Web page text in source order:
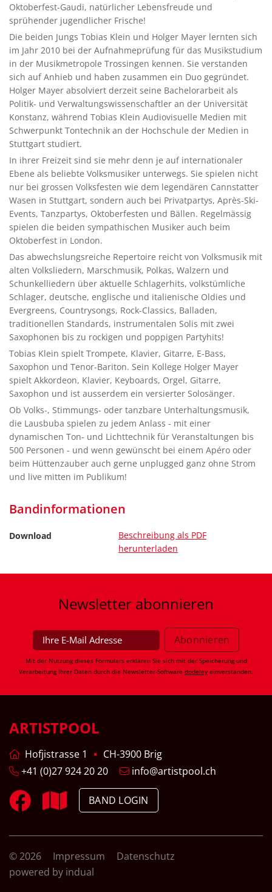
Oktoberfest-Gaudi, natürlicher Lebensfreude und
sprühender jugendlicher Frische!
Die beiden Jungs Tobias Klein und Holger Mayer lernten sich
im Jahr 2010 bei der Aufnahmeprüfung für das Musikstudium
in der Musikmetropole Trossingen kennen. Sie verstanden
sich auf Anhieb und haben zusammen ein Duo gegründet.
Holger Mayer absolviert derzeit seine Bachelorarbeit als
Politik- und Verwaltungswissenschaftler an der Universität
Konstanz, während Tobias Klein Audiovisuelle Medien mit
Schwerpunkt Tontechnik an der Hochschule der Medien in
Stuttgart studiert.
In ihrer Freizeit sind sie mehr denn je auf internationaler
Ebene als beliebte Volksmusiker unterwegs. Sie spielen nicht
nur bei grossen Volksfesten wie dem legendären Cannstatter
Wasen in Stuttgart, sondern auch bei Privatpartys, Après-Ski-
Events, Tanzpartys, Oktoberfesten und Bällen. Regelmässig
spielen die beiden sympathischen Musiker auch beim
Oktoberfest in London.
Das abwechslungsreiche Repertoire reicht von Volksmusik mit
alten Volksliedern, Marschmusik, Polkas, Walzern und
Schunkelliedern über aktuelle Schlagerhits, volkstümliche
Schlager, deutsche, englische und italienische Oldies und
Evergreens, Countrysongs, Rock-Classics, Balladen,
traditionellen Standards, instrumentalen Solis mit zwei
Saxophonen bis zu rockigen und poppigen Partyhits!
Tobias Klein spielt Trompete, Klavier, Gitarre, E-Bass,
Saxophon und Tenor-Bariton. Sein Kollege Holger Mayer
spielt Akkordeon, Klavier, Keyboards, Orgel, Gitarre,
Saxophon und ist ausserdem ein versierter Solosänger.
Ob Volks-, Stimmungs- oder tanzbare Unterhaltungsmusik,
die Lausbuba spielen zu jedem Anlass - mit einer
dynamischen Ton- und Lichttechnik für Veranstaltungen bis
500 Personen - und wenn gewünscht bei einem Apéro oder
beim Hüttenzauber auch gerne unplugged ganz ohne Strom
und live mitten im Publikum!
Bandinformationen
Download
Beschreibung als PDF
herunterladen
Newsletter abonnieren
Mit der Nutzung dieses Formulars erklären Sie sich mit der Speicherung und
Verarbeitung Ihrer Daten durch die Newsletter-Software dodeley einverstanden.
ARTISTPOOL
Hofjistrasse 1
CH-3900 Brig
+41 (0)27 924 20 20
info@artistpool.ch
BAND LOGIN
© 2026 Impressum
Datenschutz
powered by indual